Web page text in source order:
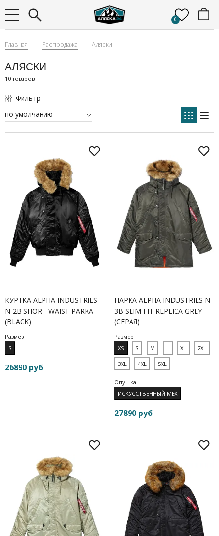
0
Главная Распродажа Аляски
АЛЯСКИ
10 товаров
Фильтр
КУРТКА ALPHA INDUSTRIES
N-2B SHORT WAIST PARKA
(BLACK)
Размер
S
26890 руб
ПАРКА ALPHA INDUSTRIES N-
3B SLIM FIT REPLICA GREY
(СЕРАЯ)
Размер
XS
S M L XL 2XL
3XL 4XL 5XL
Опушка
ИСКУССТВЕННЫЙ МЕХ
27890 руб